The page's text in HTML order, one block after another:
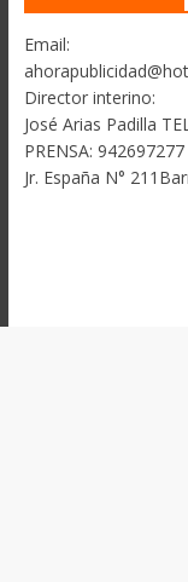
Email:
Director interino:
José Arias Padilla
PRENSA:
Jr. España N°